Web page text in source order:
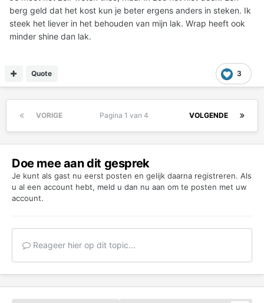
berg geld dat het kost kun je beter ergens anders in steken. Ik
steek het liever in het behouden van mijn lak. Wrap heeft ook
minder shine dan lak.
3
Quote
VORIGE VOLGENDE
Pagina 1 van 4
Doe mee aan dit gesprek
Je kunt als gast nu eerst posten en gelijk daarna registreren. Als
u al een account hebt, meld u dan nu aan om te posten met uw
account.
Reageer hier op dit topic...